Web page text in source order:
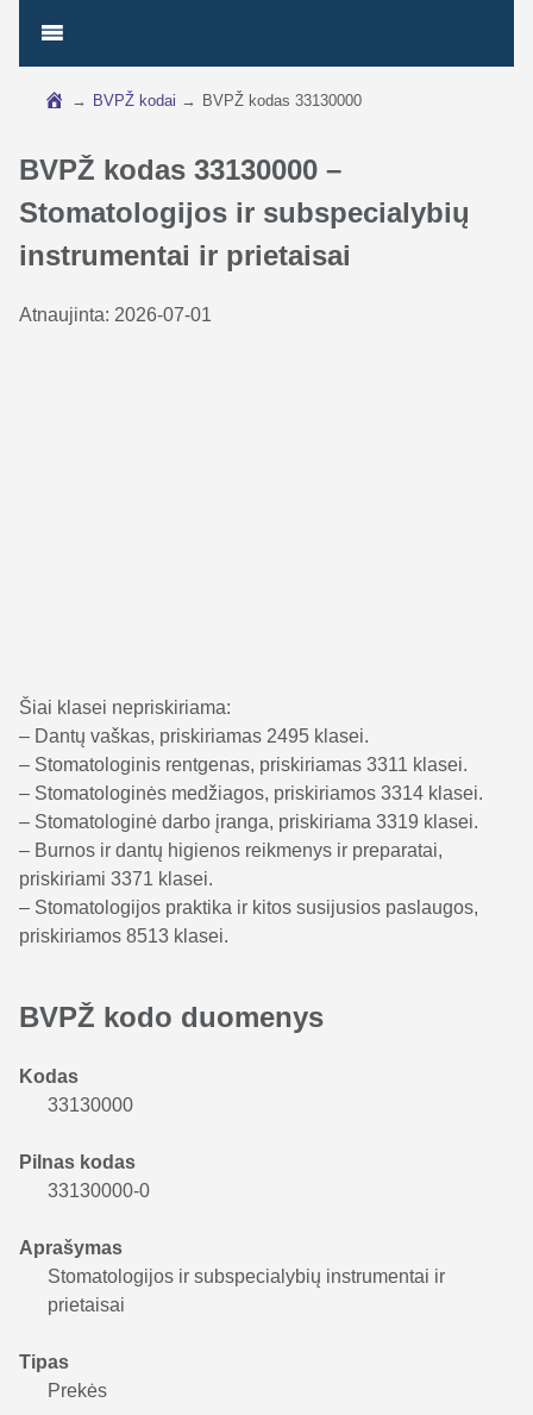
→ BVPŽ kodai → BVPŽ kodas 33130000
BVPŽ kodas 33130000 –
Stomatologijos ir subspecialybių
instrumentai ir prietaisai
Atnaujinta: 2026-07-01
Šiai klasei nepriskiriama:
– Dantų vaškas, priskiriamas 2495 klasei.
– Stomatologinis rentgenas, priskiriamas 3311 klasei.
– Stomatologinės medžiagos, priskiriamos 3314 klasei.
– Stomatologinė darbo įranga, priskiriama 3319 klasei.
– Burnos ir dantų higienos reikmenys ir preparatai,
priskiriami 3371 klasei.
– Stomatologijos praktika ir kitos susijusios paslaugos,
priskiriamos 8513 klasei.
BVPŽ kodo duomenys
Kodas
33130000
Pilnas kodas
33130000-0
Aprašymas
Stomatologijos ir subspecialybių instrumentai ir
prietaisai
Tipas
Prekės